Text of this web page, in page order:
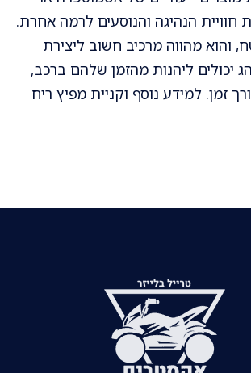
חוויית הנהיגה והנוסעים לרמה אחרת.
והוא מהווה מרכיב חשוב ליצירת
יכולים ליהנות מהזמן שלהם ברכב,
זמן. למידע נוסף וקניית מפיץ ריח